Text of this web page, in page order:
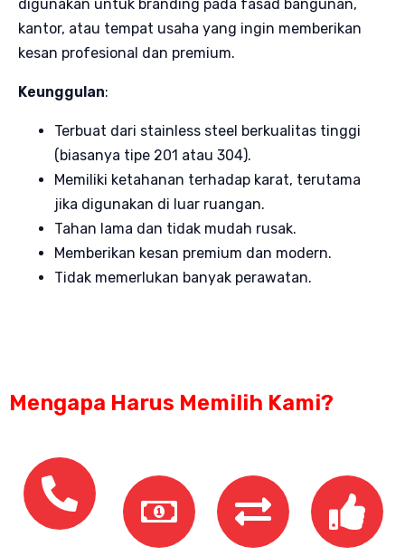
digunakan untuk branding pada fasad bangunan,
kantor, atau tempat usaha yang ingin memberikan
kesan profesional dan premium.
Keunggulan:
Terbuat dari stainless steel berkualitas tinggi
(biasanya tipe 201 atau 304).
Memiliki ketahanan terhadap karat, terutama
jika digunakan di luar ruangan.
Tahan lama dan tidak mudah rusak.
Memberikan kesan premium dan modern.
Tidak memerlukan banyak perawatan.
Mengapa Harus Memilih Kami?